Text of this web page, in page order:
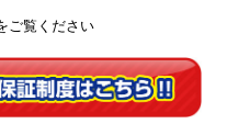
ご覧ください